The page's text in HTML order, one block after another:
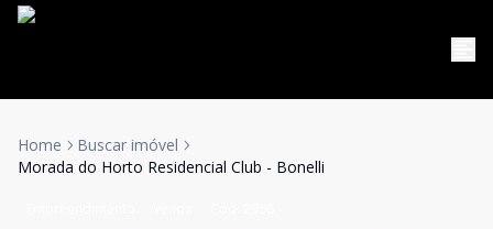
Home
Buscar imóvel
Morada do Horto Residencial Club - Bonelli